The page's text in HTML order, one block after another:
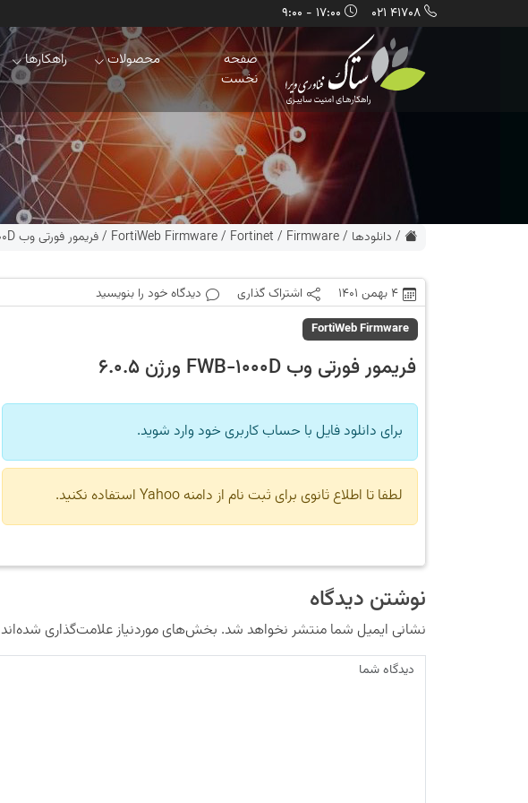
41708 021
صفحه
نخست
محصولات راهکارها
/ دانلودها /
Firmware
/
Fortinet
/
FortiWeb Firmware
/فریمور فورتی وب FWB-1000D ورژن 6.0.5
4 بهمن 1401 اشتراک گذاری دیدگاه خود را بنویسید
FortiWeb Firmware
فریمور فورتی وب FWB-1000D ورژن 6.0.5
برای دانلود فایل با حساب کاربری خود وارد شوید.
لطفا تا اطلاع ثانوی برای ثبت نام از دامنه Yahoo استفاده نکنید.
نوشتن دیدگاه
نشانی ایمیل شما منتشر نخواهد شد. بخش‌های موردنیاز علامت‌گذاری شده‌اند